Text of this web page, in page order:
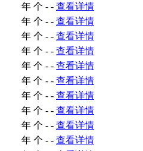
年 个 - - 查看详情
年 个 - - 查看详情
年 个 - - 查看详情
年 个 - - 查看详情
年 个 - - 查看详情
年 个 - - 查看详情
年 个 - - 查看详情
年 个 - - 查看详情
年 个 - - 查看详情
年 个 - - 查看详情